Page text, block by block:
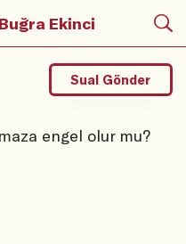
Ekinci
engel olur mu?
Sual Gönder